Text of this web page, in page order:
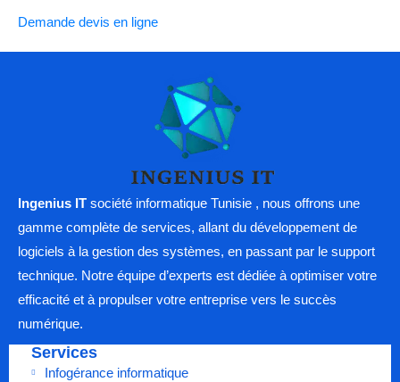
Demande devis en ligne
Ingenius IT société informatique Tunisie , nous offrons une
gamme complète de services, allant du développement de
logiciels à la gestion des systèmes, en passant par le support
technique. Notre équipe d’experts est dédiée à optimiser votre
efficacité et à propulser votre entreprise vers le succès
numérique.
Services
Infogérance informatique